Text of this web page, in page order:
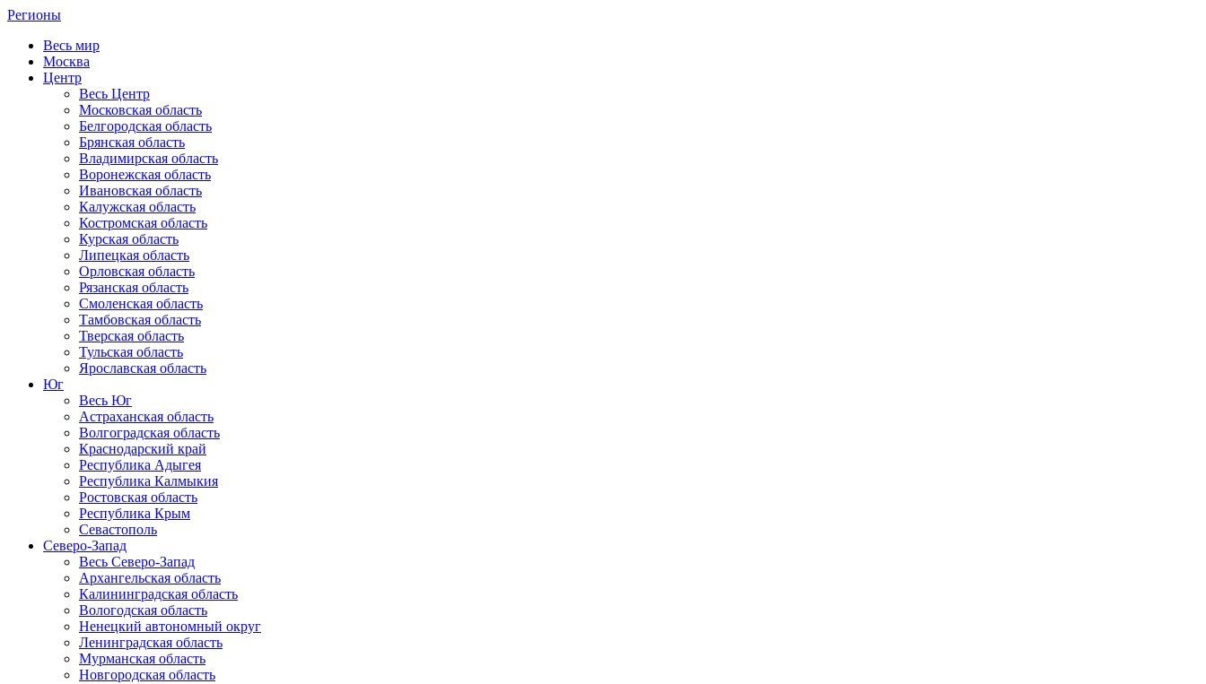
Регионы
Весь мир
Москва
Центр
Весь Центр
Московская область
Белгородская область
Брянская область
Владимирская область
Воронежская область
Ивановская область
Калужская область
Костромская область
Курская область
Липецкая область
Орловская область
Рязанская область
Смоленская область
Тамбовская область
Тверская область
Тульская область
Ярославская область
Юг
Весь Юг
Астраханская область
Волгоградская область
Краснодарский край
Республика Адыгея
Республика Калмыкия
Ростовская область
Республика Крым
Севастополь
Северо-Запад
Весь Северо-Запад
Архангельская область
Калининградская область
Вологодская область
Ненецкий автономный округ
Ленинградская область
Мурманская область
Новгородская область